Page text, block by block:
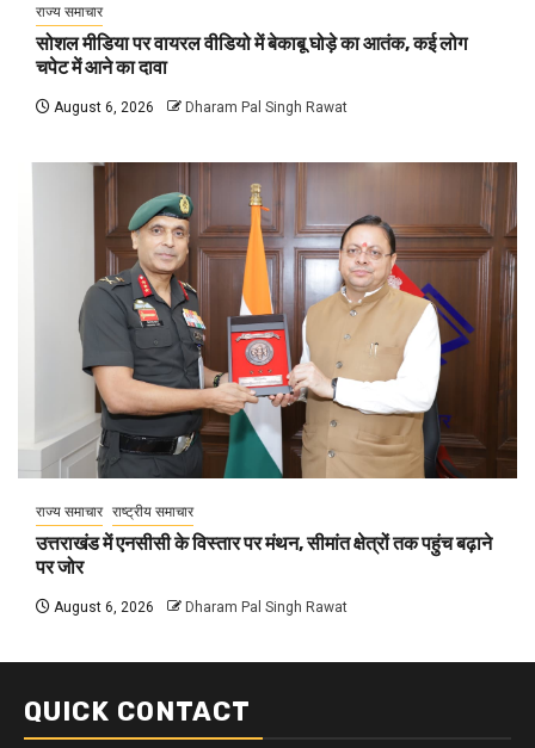
राज्य समाचार
सोशल मीडिया पर वायरल वीडियो में बेकाबू घोड़े का आतंक, कई लोग
चपेट में आने का दावा
August 6, 2026 Dharam Pal Singh Rawat
राज्य समाचार राष्ट्रीय समाचार
उत्तराखंड में एनसीसी के विस्तार पर मंथन, सीमांत क्षेत्रों तक पहुंच बढ़ाने
पर जोर
August 6, 2026 Dharam Pal Singh Rawat
QUICK CONTACT